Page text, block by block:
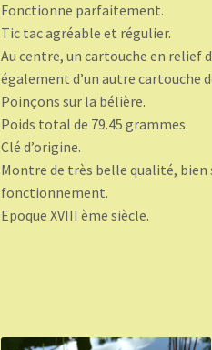
Fonctionne parfaitement.
Tic tac agréable et régulier.
Au centre, un cartouche en relief
également d’un autre cartouche
Poinçons sur la bélière.
Poids total de 79.45 grammes.
Clé d’origine.
Montre de très belle qualité,
fonctionnement.
Epoque XVIII ème siècle.